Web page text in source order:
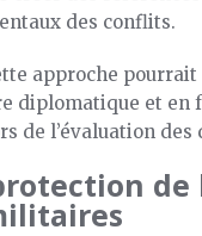
des conflits.
approche
diplomatique et en
de l’évaluation
de